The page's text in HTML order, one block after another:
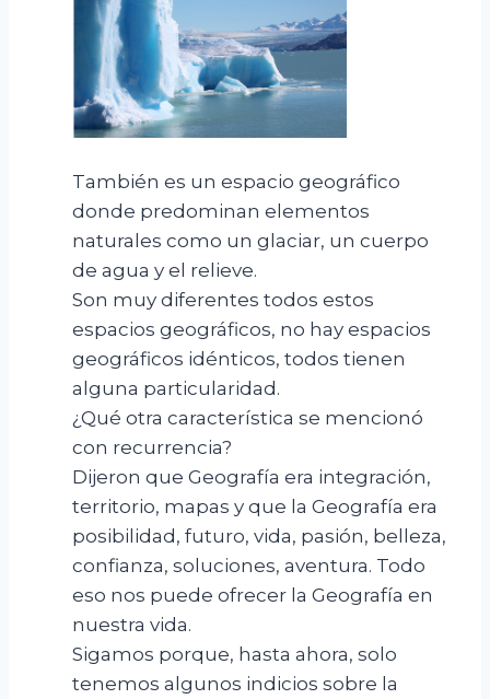
También es un espacio geográfico
donde predominan elementos
naturales como un glaciar, un cuerpo
de agua y el relieve.
Son muy diferentes todos estos
espacios geográficos, no hay espacios
geográficos idénticos, todos tienen
alguna particularidad.
¿Qué otra característica se mencionó
con recurrencia?
Dijeron que Geografía era integración,
territorio, mapas y que la Geografía era
posibilidad, futuro, vida, pasión, belleza,
confianza, soluciones, aventura. Todo
eso nos puede ofrecer la Geografía en
nuestra vida.
Sigamos porque, hasta ahora, solo
tenemos algunos indicios sobre la